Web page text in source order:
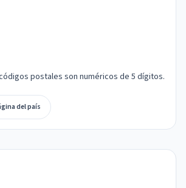
postales son numéricos de 5 dígitos.
del país